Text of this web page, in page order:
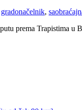
gradonačelnik,
prema Trapistima u